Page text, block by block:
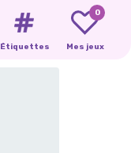
Étiquettes
0
Mes jeux